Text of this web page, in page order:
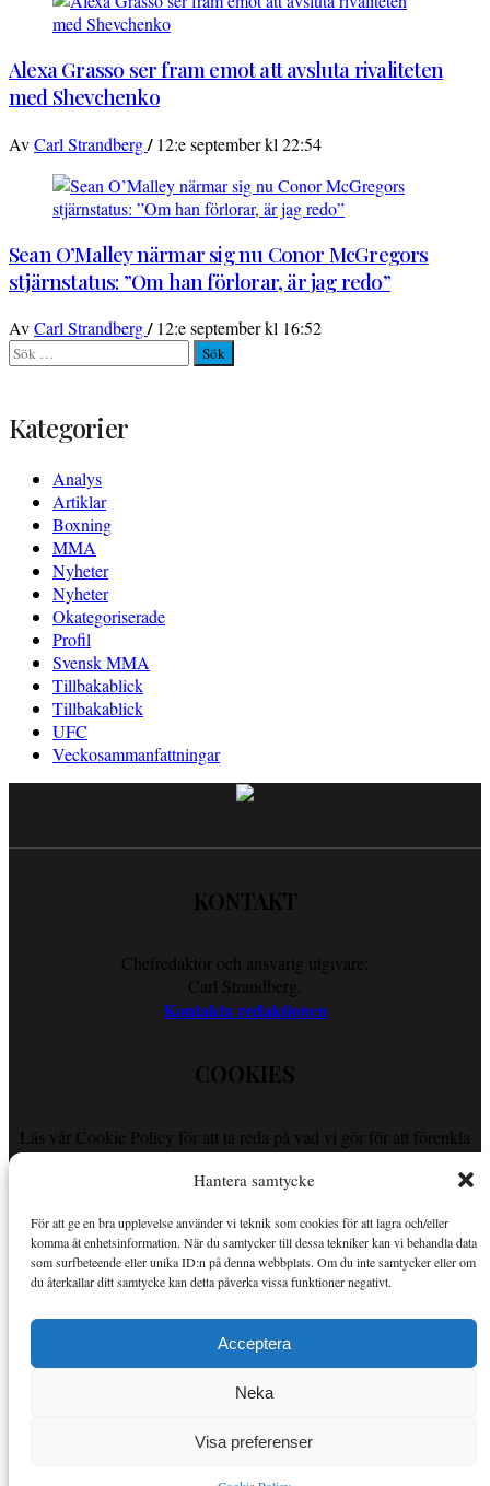
Hantera samtycke
För att ge en bra upplevelse använder vi teknik som cookies för att lagra och/eller
komma åt enhetsinformation. När du samtycker till dessa tekniker kan vi behandla data
som surfbeteende eller unika ID:n på denna webbplats. Om du inte samtycker eller om
du återkallar ditt samtycke kan detta påverka vissa funktioner negativt.
Acceptera
Neka
Visa preferenser
Alexa Grasso ser fram emot att avsluta rivaliteten
med Shevchenko
AvCarl Strandberg/ 12:e september kl 22:54
Sean O’Malley närmar sig nu Conor McGregors
stjärnstatus: ”Om han förlorar, är jag redo”
AvCarl Strandberg/ 12:e september kl 16:52
Sök
efter:
Kategorier
Analys
Artiklar
Boxning
MMA
Nyheter
Nyheter
Okategoriserade
Profil
Svensk MMA
Tillbakablick
Tillbakablick
UFC
Veckosammanfattningar
KONTAKT
Chefredaktör och ansvarig utgivare:
Carl Strandberg.
Kontakta redaktionen
COOKIES
Läs vår Cookie Policy för att ta reda på vad vi gör för att förenkla
din läsupplevelse.
Så använder vi cookies
OM SPORTKURIREN
MMA i synnerhet. Mer om Sportkuriren
Copyright © Alla rättigheter reserverade.